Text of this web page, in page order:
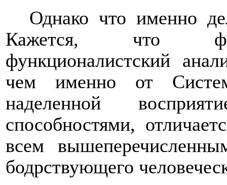
Однако что именно
Кажется, что
функционалистский
чем именно от
наделенной
способностями,
всем
бодрствующего